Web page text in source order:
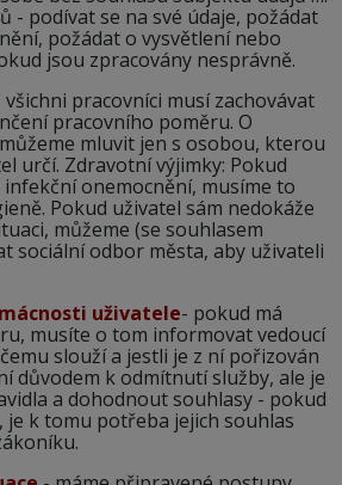
- podívat se na své údaje, požádat
požádat o vysvětlení nebo
jsou zpracovány nesprávně.
všichni pracovníci musí zachovávat
pracovního poměru. O
mluvit jen s osobou, kterou
určí. Zdravotní výjimky: Pokud
onemocnění, musíme to
Pokud uživatel sám nedokáže
můžeme (se souhlasem
sociální odbor města, aby uživateli
uživatele- pokud má
musíte o tom informovat vedoucí
slouží a jestli je z ní pořizován
důvodem k odmítnutí služby, ale je
a dohodnout souhlasy - pokud
je k tomu potřeba jejich souhlas